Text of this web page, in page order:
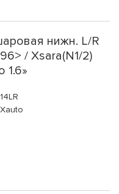
нижн. L/R
/ Xsara(N1/2)
1.6»